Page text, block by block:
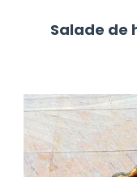
Salade de